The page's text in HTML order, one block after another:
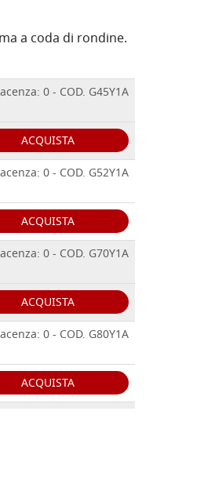
a coda di rondine.
0 - COD. G45Y1A
ACQUISTA
0 - COD. G52Y1A
ACQUISTA
0 - COD. G70Y1A
ACQUISTA
0 - COD. G80Y1A
ACQUISTA